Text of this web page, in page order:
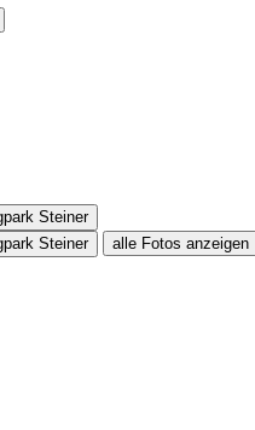
alle Fotos anzeigen